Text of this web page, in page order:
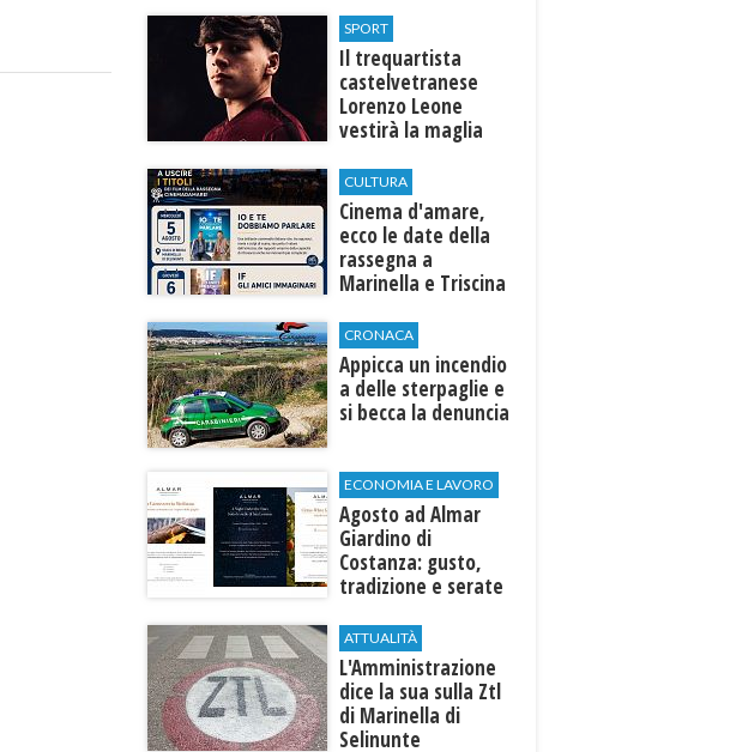
Selinunte
SPORT
Il trequartista
castelvetranese
Lorenzo Leone
vestirà la maglia
CULTURA
Cinema d'amare,
ecco le date della
rassegna a
Marinella e Triscina
CRONACA
Appicca un incendio
a delle sterpaglie e
si becca la denuncia
ECONOMIA E LAVORO
Agosto ad Almar
Giardino di
Costanza: gusto,
tradizione e serate
anche agli ospiti
esterni
ATTUALITÀ
L'Amministrazione
dice la sua sulla Ztl
di Marinella di
Selinunte